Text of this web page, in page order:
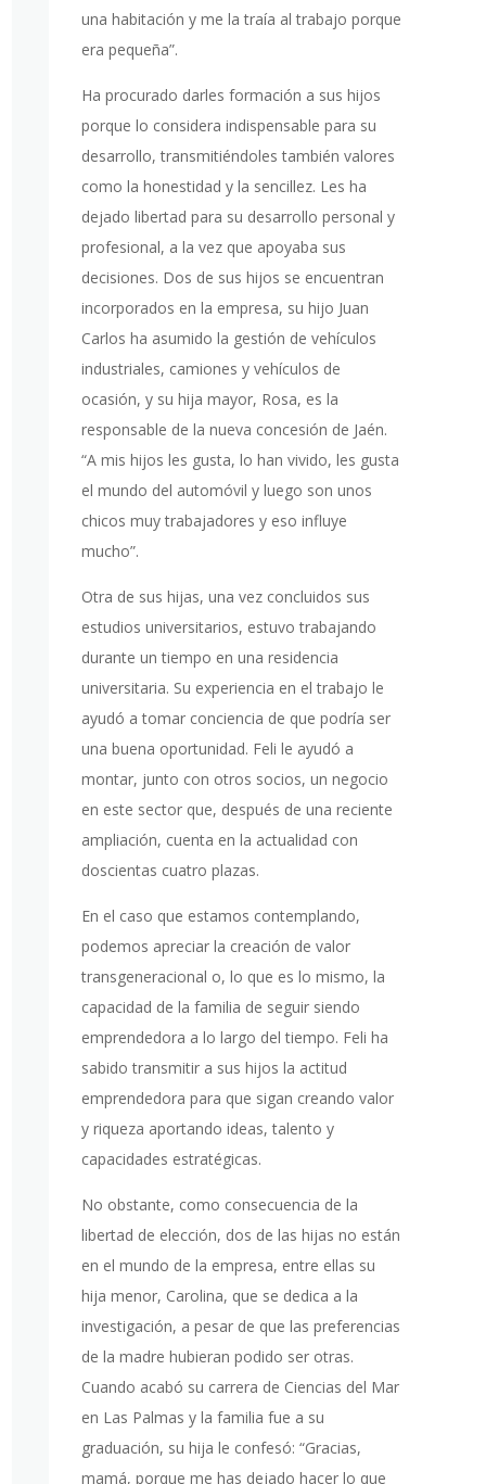
una habitación y me la traía al trabajo porque
era pequeña”.
Ha procurado darles formación a sus hijos
porque lo considera indispensable para su
desarrollo, transmitiéndoles también valores
como la honestidad y la sencillez. Les ha
dejado libertad para su desarrollo personal y
profesional, a la vez que apoyaba sus
decisiones. Dos de sus hijos se encuentran
incorporados en la empresa, su hijo Juan
Carlos ha asumido la gestión de vehículos
industriales, camiones y vehículos de
ocasión, y su hija mayor, Rosa, es la
responsable de la nueva concesión de Jaén.
“A mis hijos les gusta, lo han vivido, les gusta
el mundo del automóvil y luego son unos
chicos muy trabajadores y eso influye
mucho”.
Otra de sus hijas, una vez concluidos sus
estudios universitarios, estuvo trabajando
durante un tiempo en una residencia
universitaria. Su experiencia en el trabajo le
ayudó a tomar conciencia de que podría ser
una buena oportunidad. Feli le ayudó a
montar, junto con otros socios, un negocio
en este sector que, después de una reciente
ampliación, cuenta en la actualidad con
doscientas cuatro plazas.
En el caso que estamos contemplando,
podemos apreciar la creación de valor
transgeneracional o, lo que es lo mismo, la
capacidad de la familia de seguir siendo
emprendedora a lo largo del tiempo. Feli ha
sabido transmitir a sus hijos la actitud
emprendedora para que sigan creando valor
y riqueza aportando ideas, talento y
capacidades estratégicas.
No obstante, como consecuencia de la
libertad de elección, dos de las hijas no están
en el mundo de la empresa, entre ellas su
hija menor, Carolina, que se dedica a la
investigación, a pesar de que las preferencias
de la madre hubieran podido ser otras.
Cuando acabó su carrera de Ciencias del Mar
en Las Palmas y la familia fue a su
graduación, su hija le confesó: “Gracias,
mamá, porque me has dejado hacer lo que